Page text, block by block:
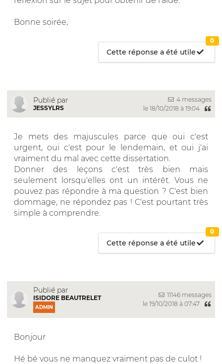
Bonne soirée,
Cette réponse a été utile
0
Publié par
JESSYLRS
4 messages
le 18/10/2018 à 19:04
Je mets des majuscules parce que oui c'est
urgent, oui c'est pour le lendemain, et oui j'ai
vraiment du mal avec cette dissertation.
Donner des leçons c'est très bien mais
seulement lorsqu'elles ont un intérêt. Vous ne
pouvez pas répondre à ma question ? C'est bien
dommage, ne répondez pas ! C'est pourtant très
simple à comprendre.
Cette réponse a été utile
0
Publié par
ISIDORE BEAUTRELET
ADMIN
11146 messages
le 19/10/2018 à 07:47
Bonjour
Hé bé vous ne manquez vraiment pas de culot !